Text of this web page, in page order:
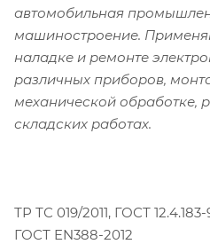
автомобильная
машиностроение.
наладке и ремонте
различных приборов,
механической обработке,
складских работах.
ТР ТС 019/2011, ГОСТ
ГОСТ EN388-2012